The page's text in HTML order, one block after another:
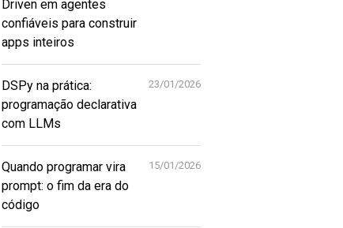
Driven em agentes
confiáveis para construir
apps inteiros
DSPy na prática:
programação declarativa
com LLMs
23/01/2026
Quando programar vira
prompt: o fim da era do
código
15/01/2026